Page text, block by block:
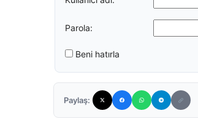
Parola:
Beni hatırla
Paylaş: